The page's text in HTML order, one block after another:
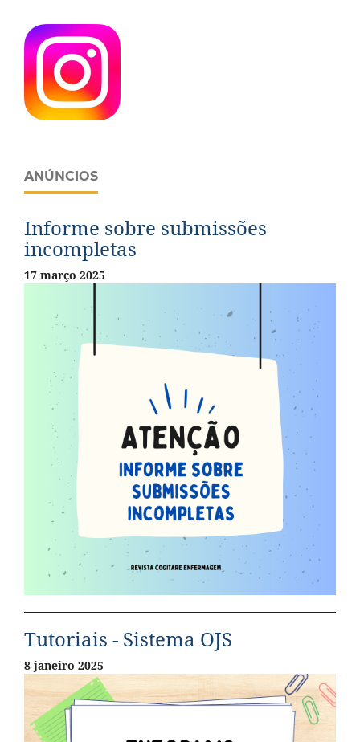
ANÚNCIOS
Informe sobre submissões
incompletas
17 março 2025
Tutoriais - Sistema OJS
8 janeiro 2025